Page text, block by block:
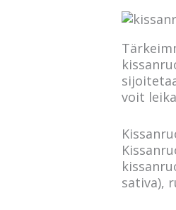
voit
sativa),